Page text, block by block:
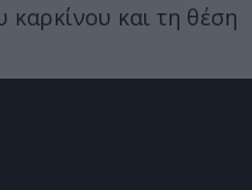
καρκίνου και τη θέση